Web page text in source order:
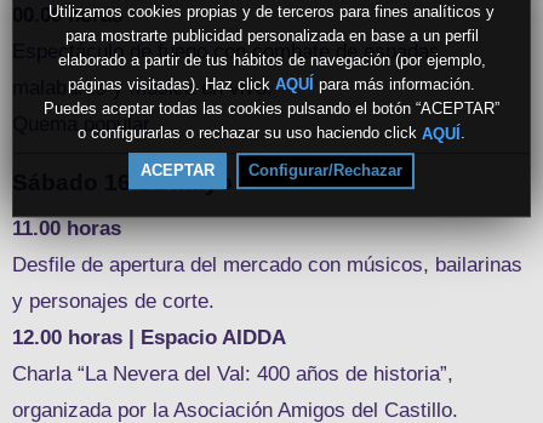
Utilizamos cookies propias y de terceros para fines analíticos y
para mostrarte publicidad personalizada en base a un perfil
elaborado a partir de tus hábitos de navegación (por ejemplo,
páginas visitadas). Haz click AQUÍ para más información.
Puedes aceptar todas las cookies pulsando el botón “ACEPTAR”
o configurarlas o rechazar su uso haciendo click AQUÍ
ACEPTAR Configurar/Rechazar
00.00 horas
Espectáculo de fuego con combate de espadas,
malabares y música en vivo.
Quema popular.
Sábado 16 de mayo
11.00 horas
Desfile de apertura del mercado con músicos, bailarinas
y personajes de corte.
12.00 horas | Espacio AIDDA
Charla “La Nevera del Val: 400 años de historia”,
organizada por la Asociación Amigos del Castillo.